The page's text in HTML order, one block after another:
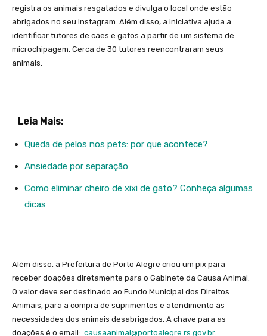
registra os animais resgatados e divulga o local onde estão
abrigados no seu Instagram. Além disso, a iniciativa ajuda a
identificar tutores de cães e gatos a partir de um sistema de
microchipagem. Cerca de 30 tutores reencontraram seus
animais.
Leia Mais:
Queda de pelos nos pets: por que acontece?
Ansiedade por separação
Como eliminar cheiro de xixi de gato? Conheça algumas
dicas
Além disso, a Prefeitura de Porto Alegre criou um pix para
receber doações diretamente para o Gabinete da Causa Animal.
O valor deve ser destinado ao Fundo Municipal dos Direitos
Animais, para a compra de suprimentos e atendimento às
necessidades dos animais desabrigados. A chave para as
doações é o email: causaanimal@portoalegre.rs.gov.br.